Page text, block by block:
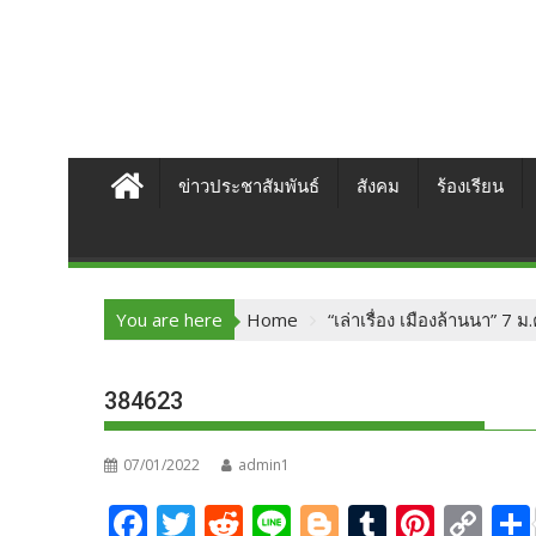
ข่าวประชาสัมพันธ์ สังคม ร้องเรียน
You are here Home “เล่าเรื่อง เมืองล้านนา” 7
384623
07/01/2022 admin1
F T R Li Bl T Pi C